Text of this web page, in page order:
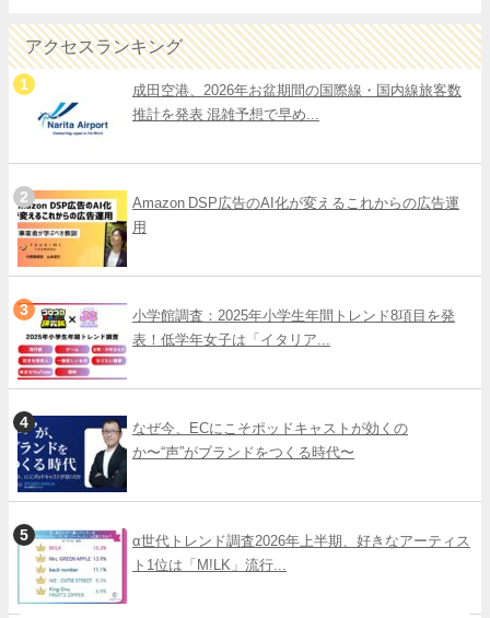
アクセスランキング
成田空港、2026年お盆期間の国際線・国内線旅客数
推計を発表 混雑予想で早め...
Amazon DSP広告のAI化が変えるこれからの広告運
用
小学館調査：2025年小学生年間トレンド8項目を発
表！低学年女子は「イタリア...
なぜ今、ECにこそポッドキャストが効くの
か〜“声”がブランドをつくる時代〜
α世代トレンド調査2026年上半期、好きなアーティス
ト1位は「M!LK」流行...